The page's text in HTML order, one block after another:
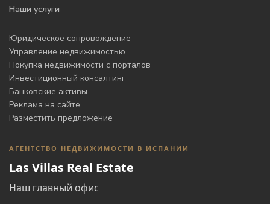
Наши услуги
Юридическое сопровождение
Управление недвижимостью
Покупка недвижимости с порталов
Инвестиционный консалтинг
Банковские активы
Реклама на сайте
Разместить предложение
АГЕНТСТВО НЕДВИЖИМОСТИ В ИСПАНИИ
Las Villas Real Estate
Наш главный офис